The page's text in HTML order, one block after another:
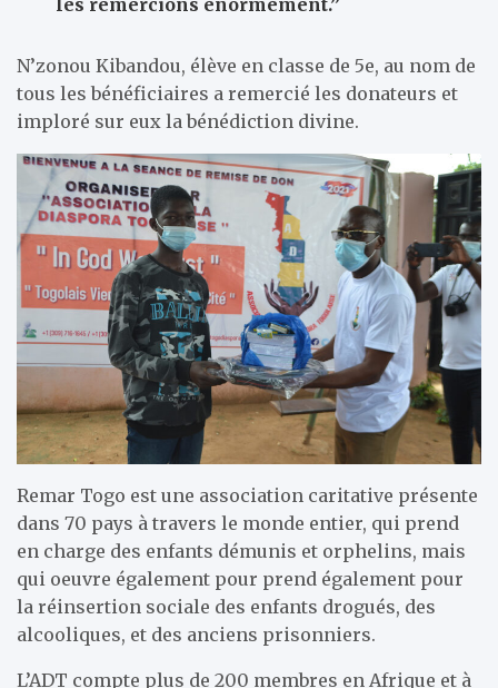
les remercions énormément.”
N’zonou Kibandou, élève en classe de 5e, au nom de
tous les bénéficiaires a remercié les donateurs et
imploré sur eux la bénédiction divine.
Remar Togo est une association caritative présente
dans 70 pays à travers le monde entier, qui prend
en charge des enfants démunis et orphelins, mais
qui oeuvre également pour prend également pour
la réinsertion sociale des enfants drogués, des
alcooliques, et des anciens prisonniers.
L’ADT compte plus de 200 membres en Afrique et à